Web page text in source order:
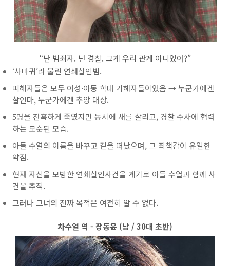
“난 범죄자. 넌 경찰. 그게 우리 관계 아니었어?”
‘사마귀’라 불린 연쇄살인범.
피해자들은 모두 여성·아동 학대 가해자들이었음 → 누군가에겐
살인마, 누군가에겐 추앙 대상.
5명을 잔혹하게 죽였지만 동시에 새를 살리고, 경찰 수사에 협력
하는 모순된 모습.
아들 수열의 이름을 바꾸고 곁을 떠났으며, 그 죄책감이 유일한
약점.
현재 자신을 모방한 연쇄살인사건을 계기로 아들 수열과 함께 사
건을 추적.
그러나 그녀의 진짜 목적은 여전히 알 수 없다.
차수열 역 - 장동윤 (남 / 30대 초반)